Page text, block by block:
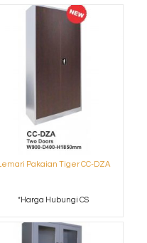
Lemari Pakaian Tiger CC-DZA
*Harga Hubungi CS